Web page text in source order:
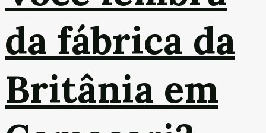
da fábrica da
Britânia em